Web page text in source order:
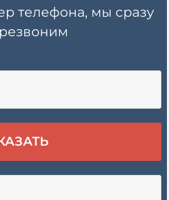
телефона, мы сразу